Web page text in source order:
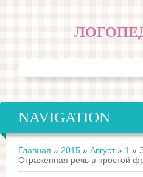
NAVIGATION
Главная » 2015 » Август » 1 »
Отражённая речь в простой